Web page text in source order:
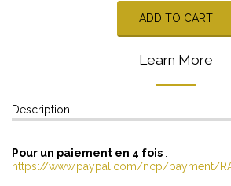
ADD TO CART
Learn More
Description
Pour un paiement en 4 fois :
https://www.paypal.com/ncp/payment/